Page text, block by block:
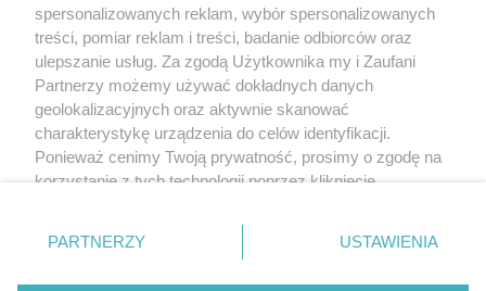
O nas
Informacje prawne
Nasze serwisy
spersonalizowanych reklam, wybór spersonalizowanych
treści, pomiar reklam i treści, badanie odbiorców oraz
ulepszanie usług. Za zgodą Użytkownika my i Zaufani
Partnerzy możemy używać dokładnych danych
geolokalizacyjnych oraz aktywnie skanować
charakterystykę urządzenia do celów identyfikacji.
Ponieważ cenimy Twoją prywatność, prosimy o zgodę na
korzystanie z tych technologii poprzez kliknięcie
zmienić/wycofać klikając przycisk ustawień prywatności
znajdujący się w lewym dolnym rogu strony
rodzaje przetwarzania danych nie wymagają zgody
PARTNERZY USTAWIENIA